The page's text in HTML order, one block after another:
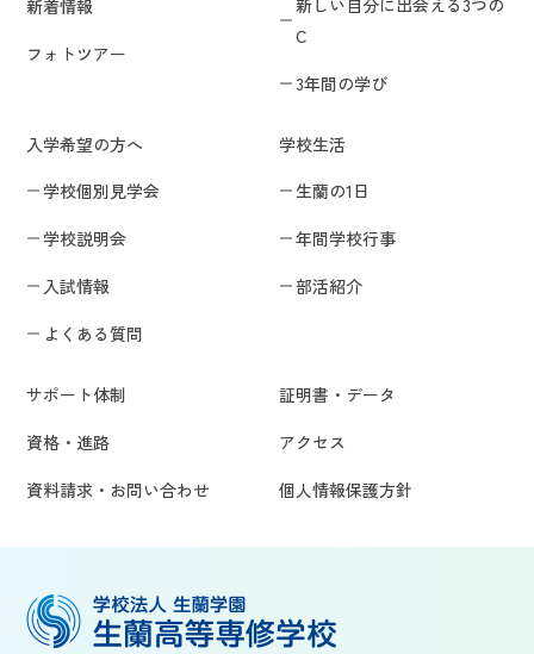
新着情報
フォトツアー
新しい自分に出会える3つの
C
3年間の学び
入学希望の方へ
学校個別見学会
学校説明会
入試情報
よくある質問
学校生活
生蘭の1日
年間学校行事
部活紹介
サポート体制
資格・進路
資料請求・お問い合わせ
証明書・データ
アクセス
個人情報保護方針